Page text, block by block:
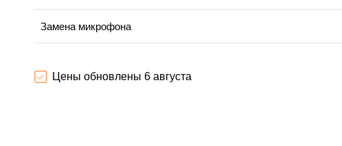
Замена микрофона
Цены обновлены 6 августа